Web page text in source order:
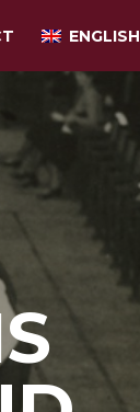
ENGLISH